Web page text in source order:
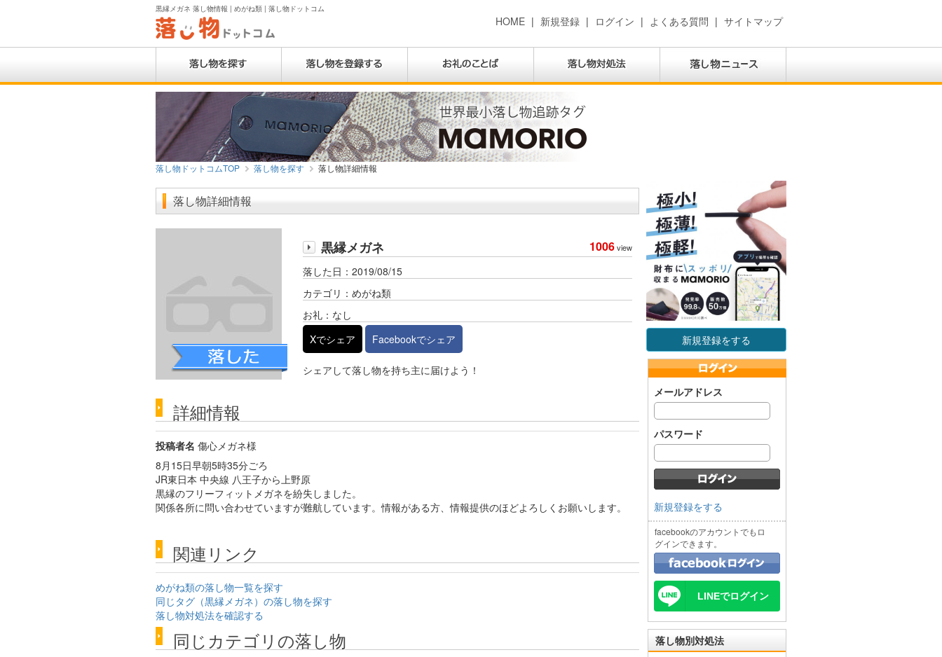
黒縁メガネ 落し物情報 | めがね類 | 落し物ドットコム
HOME | 新規登録 | ログイン | よくある質問 | サイトマップ
落し物ドットコムTOP 落し物を探す 落し物詳細情報
新規登録をする
メールアドレス
パスワード
新規登録をする
facebookのアカウントでもロ
グインできます。
LINEでログイン
落し物別対処法
落し物詳細情報
1006view
黒縁メガネ
落した日：2019/08/15
カテゴリ：めがね類
お礼：なし
Xでシェア
Facebookでシェア
シェアして落し物を持ち主に届けよう！
詳細情報
投稿者名 傷心メガネ様
8月15日早朝5時35分ごろ
JR東日本 中央線 八王子から上野原
黒縁のフリーフィットメガネを紛失しました。
関係各所に問い合わせていますが難航しています。情報がある方、情報提供のほどよろしくお願いします。
関連リンク
めがね類の落し物一覧を探す
同じタグ（黒縁メガネ）の落し物を探す
落し物対処法を確認する
同じカテゴリの落し物